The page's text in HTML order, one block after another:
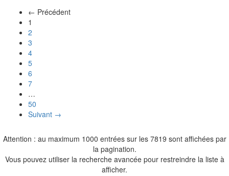
← Précédent
1
2
3
4
5
6
7
…
50
Suivant →
Attention : au maximum 1000 entrées sur les 7819 sont affichées par
la pagination.
Vous pouvez utiliser la recherche avancée pour restreindre la liste à
afficher.